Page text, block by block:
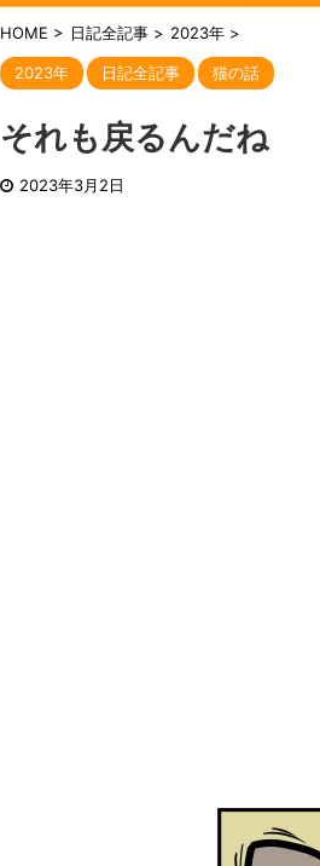
HOME > 日記全記事 > 2023年 >
2023年 日記全記事 猫の話
それも戻るんだね
2023年3月2日